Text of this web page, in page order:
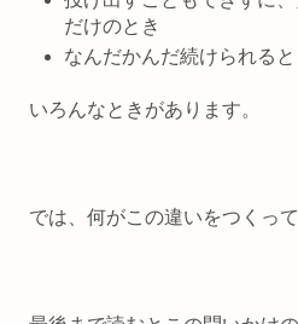
だけのとき
なんだかんだ続けられると
いろんなときがあります。
では、何がこの違いをつくっ